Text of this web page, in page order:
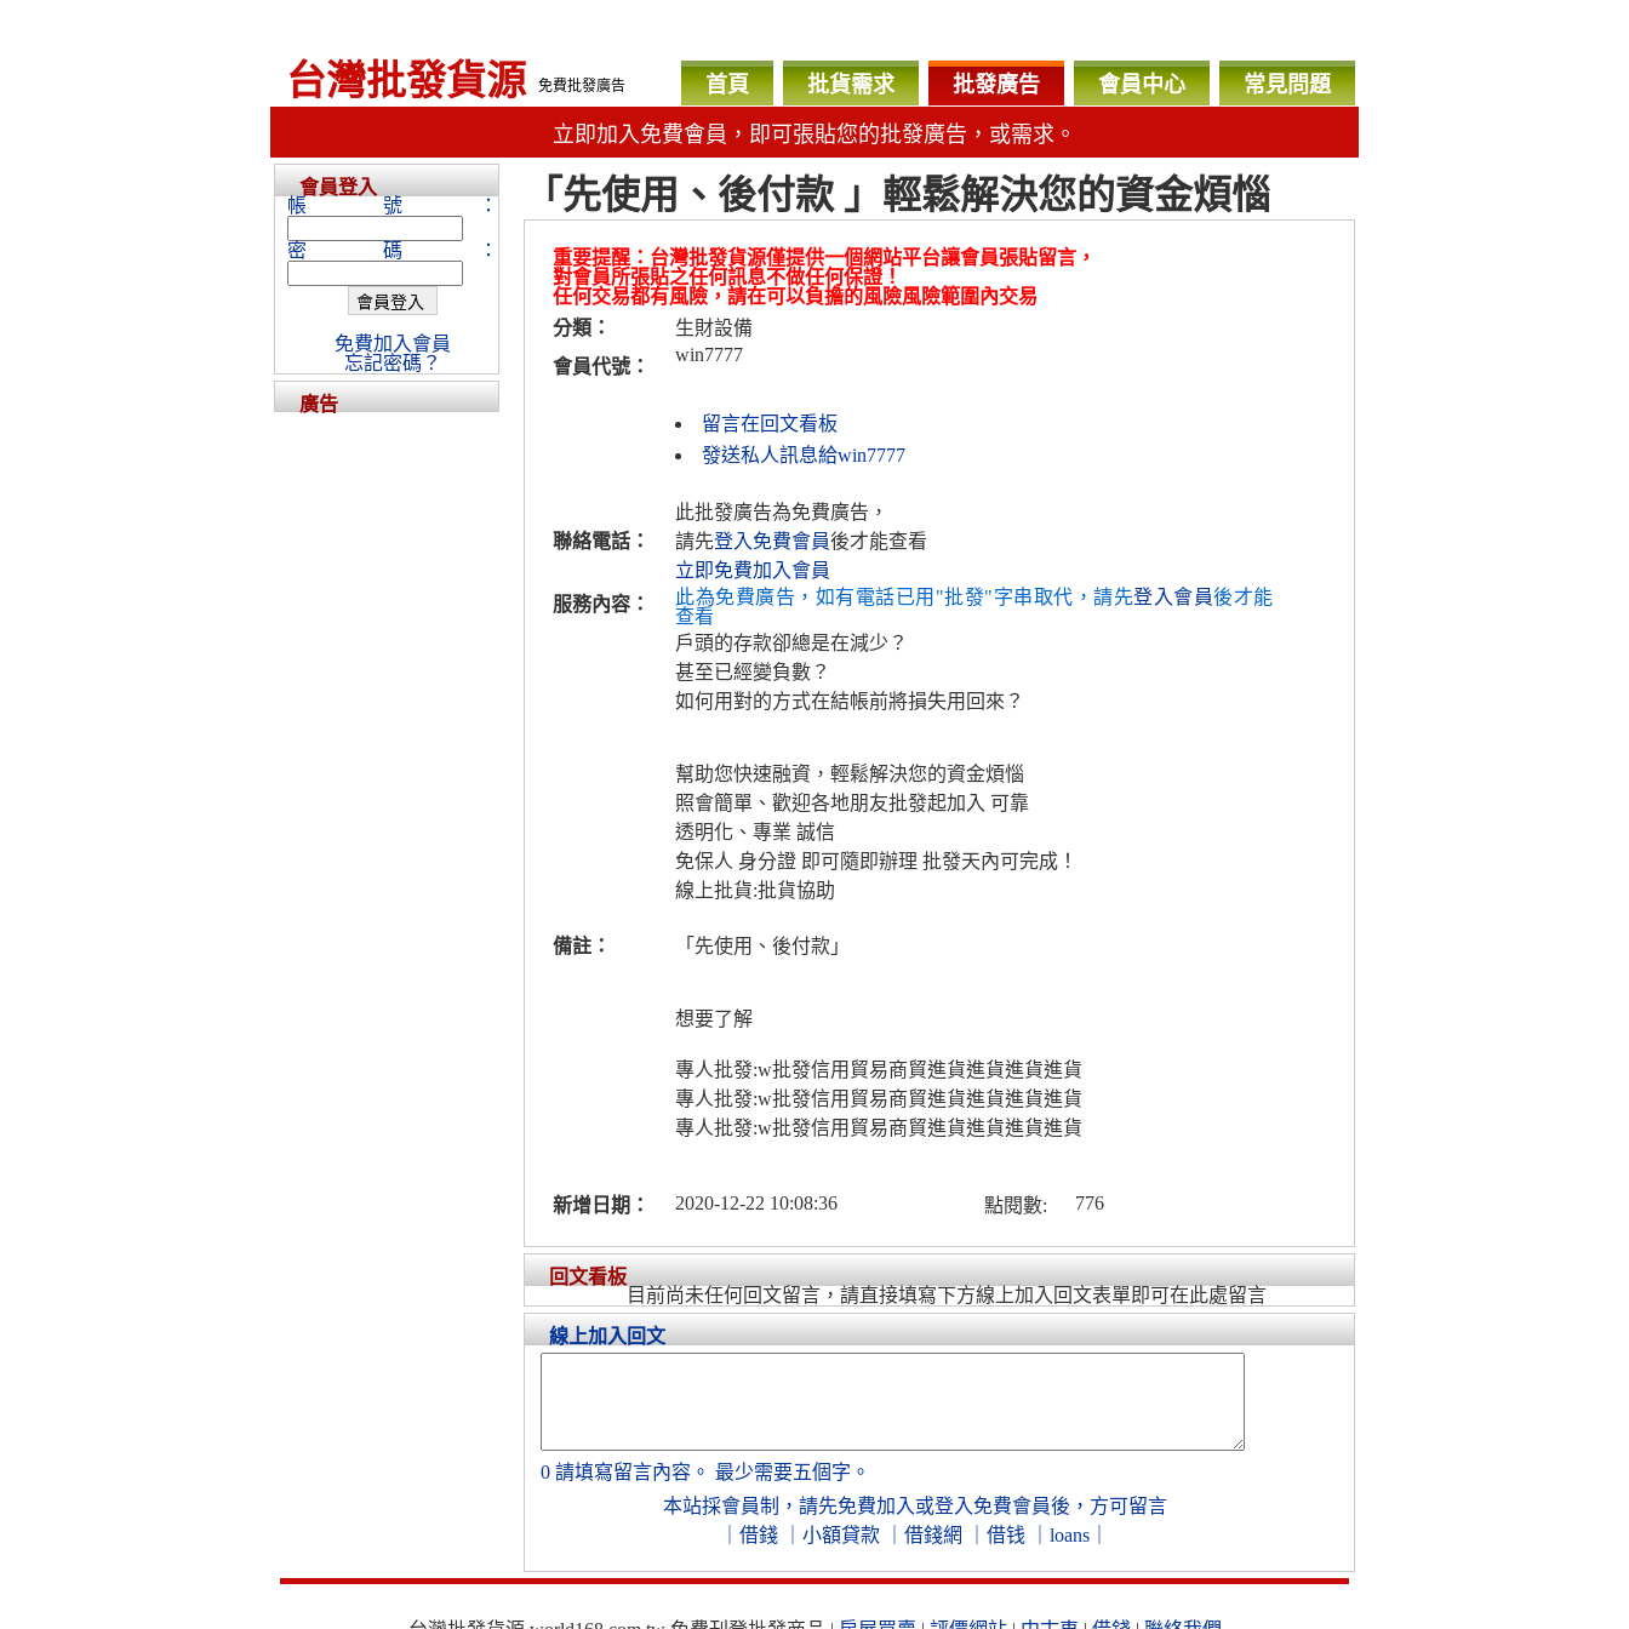
台灣批發貨源 免費批發廣告 首頁 批貨需求 批發廣告 會員中心 常見問題
立即加入免費會員，即可張貼您的批發廣告，或需求。
「先使用、後付款 」輕鬆解決您的資金煩惱
重要提醒：台灣批發貨源僅提供一個網站平台讓會員張貼留言，
對會員所張貼之任何訊息不做任何保證！
任何交易都有風險，請在可以負擔的風險風險範圍內交易
分類：
生財設備
會員代號：
win7777
留言在回文看板
發送私人訊息給win7777
聯絡電話：
此批發廣告為免費廣告，
請先登入免費會員後才能查看
立即免費加入會員
服務內容：
此為免費廣告，如有電話已用"批發"字串取代，請先登入會員後才能
查看
戶頭的存款卻總是在減少？
甚至已經變負數？
如何用對的方式在結帳前將損失用回來？
幫助您快速融資，輕鬆解決您的資金煩惱
照會簡單、歡迎各地朋友批發起加入 可靠
透明化、專業 誠信
免保人 身分證 即可隨即辦理 批發天內可完成！
線上批貨:批貨協助
備註： 「先使用、後付款」
想要了解
專人批發:w批發信用貿易商貿進貨進貨進貨進貨
專人批發:w批發信用貿易商貿進貨進貨進貨進貨
專人批發:w批發信用貿易商貿進貨進貨進貨進貨
新增日期： 2020-12-22 10:08:36 點閱數: 776
回文看板
目前尚未任何回文留言，請直接填寫下方線上加入回文表單即可在此處留言
線上加入回文
0 請填寫留言內容。 最少需要五個字。
本站採會員制， 請先免費加入 或登入免費會員後，方可留言
借錢 小額貸款 借錢網 借钱 loans
會員登入
帳號：
密碼：
免費加入會員
忘記密碼？
廣告